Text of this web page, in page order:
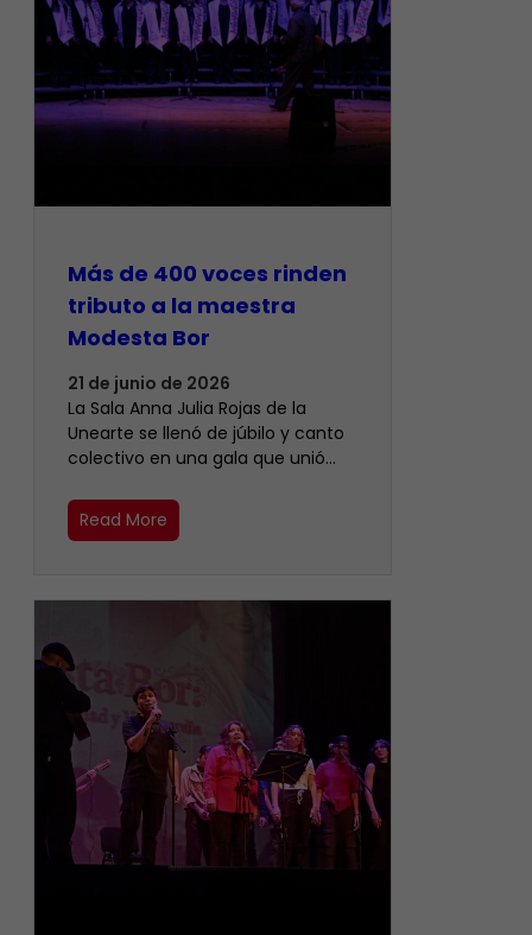
Más de 400 voces rinden
tributo a la maestra
Modesta Bor
21 de junio de 2026
​La Sala Anna Julia Rojas de la
Unearte se llenó de júbilo y canto
colectivo en una gala que unió…
Read More